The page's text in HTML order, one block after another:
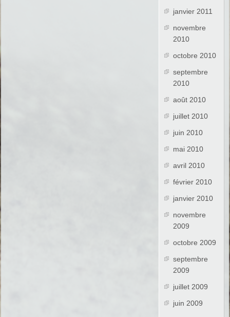
janvier 2011
novembre
2010
octobre 2010
septembre
2010
août 2010
juillet 2010
juin 2010
mai 2010
avril 2010
février 2010
janvier 2010
novembre
2009
octobre 2009
septembre
2009
juillet 2009
juin 2009